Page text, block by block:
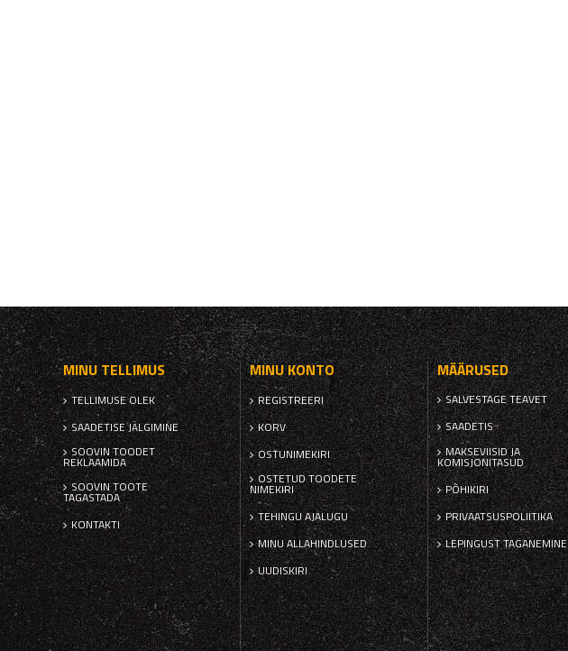
MINU TELLIMUS
TELLIMUSE OLEK
SAADETISE JÄLGIMINE
SOOVIN TOODET
REKLAAMIDA
SOOVIN TOOTE
TAGASTADA
KONTAKTI
MINU KONTO
REGISTREERI
KORV
OSTUNIMEKIRI
OSTETUD TOODETE
NIMEKIRI
TEHINGU AJALUGU
MINU ALLAHINDLUSED
UUDISKIRI
MÄÄRUSED
SALVESTAGE TEAVET
SAADETIS
MAKSEVIISID JA
KOMISJONITASUD
PÕHIKIRI
PRIVAATSUSPOLIITIKA
LEPINGUST TAGANEMINE